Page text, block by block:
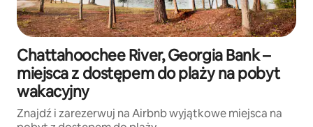
Chattahoochee River, Georgia Bank –
miejsca z dostępem do plaży na pobyt
wakacyjny
Znajdź i zarezerwuj na Airbnb wyjątkowe miejsca na